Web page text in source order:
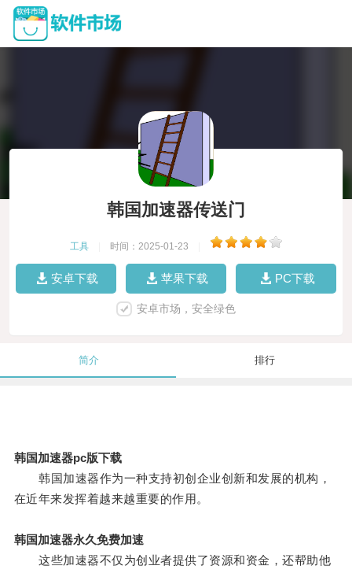
韩国加速器传送门
工具 时间：2025-01-23
安卓下载 苹果下载 PC下载
安卓市场，安全绿色
简介 排行
韩国加速器pc版下载
韩国加速器作为一种支持初创企业创新和发展的机构，
在近年来发挥着越来越重要的作用。
韩国加速器永久免费加速
这些加速器不仅为创业者提供了资源和资金，还帮助他